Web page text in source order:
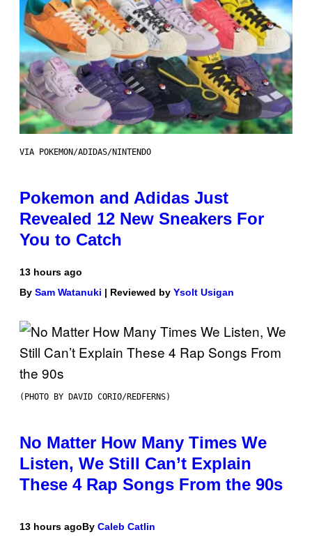
VIA POKEMON/ADIDAS/NINTENDO
Pokemon and Adidas Just
Revealed 12 New Sneakers For
You to Catch
13 hours ago
By Sam Watanuki | Reviewed by Ysolt Usigan
(PHOTO BY DAVID CORIO/REDFERNS)
No Matter How Many Times We
Listen, We Still Can’t Explain
These 4 Rap Songs From the 90s
13 hours agoBy Caleb Catlin